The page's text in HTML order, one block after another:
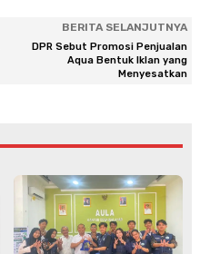
BERITA SELANJUTNYA
DPR Sebut Promosi Penjualan
Aqua Bentuk Iklan yang
Menyesatkan